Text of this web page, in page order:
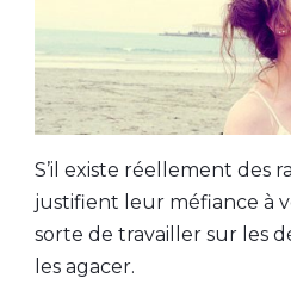
S’il existe réellement des
justifient leur méfiance à
sorte de travailler sur les
les agacer.